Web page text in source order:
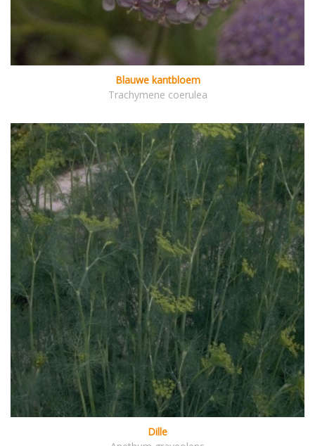
Blauwe kantbloem
Trachymene coerulea
Dille